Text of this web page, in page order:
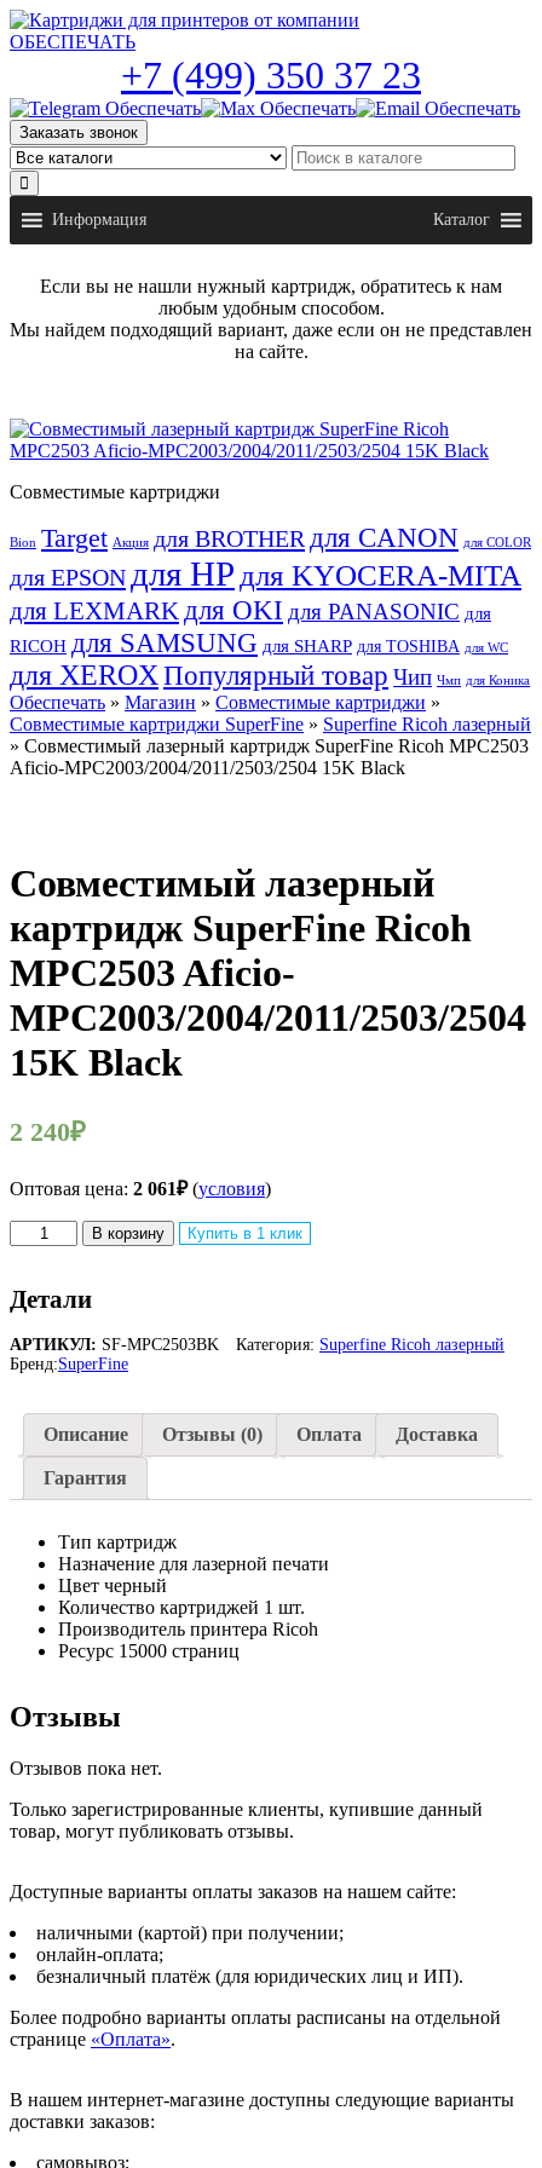
Skip
to
+7 (499) 350 37 23
Заказать звонок
Информация Каталог
Если вы не нашли нужный картридж, обратитесь к нам
любым удобным способом.
Мы найдем подходящий вариант, даже если он не представлен
на сайте.
Совместимые картриджи
Bion Target Акция для BROTHER для CANON для COLOR
для EPSON для HP для KYOCERA-MITA
для LEXMARK для OKI для PANASONIC для
RICOH для SAMSUNG для SHARP для TOSHIBA для WC
для XEROX Популярный товар Чип Чмп для Коника
Обеспечать » Магазин » Совместимые картриджи »
Совместимые картриджи SuperFine » Superfine Ricoh лазерный
» Совместимый лазерный картридж SuperFine Ricoh MPC2503
Aficio-MPC2003/2004/2011/2503/2504 15K Black
Совместимый лазерный
картридж SuperFine Ricoh
MPC2503 Aficio-
MPC2003/2004/2011/2503/2504
15K Black
2 240₽
Оптовая цена: 2 061₽(условия)
Количество
товара
лазерный
картридж
SuperFine
Ricoh
MPC2003/2004/2011/2503/2504
Black
В корзину Купить в 1 клик
Детали
АРТИКУЛ: SF-MPC2503BK Категория: Superfine Ricoh лазерный
Бренд:SuperFine
Описание Отзывы (0) Оплата Доставка
Гарантия
Тип картридж
Назначение для лазерной печати
Цвет черный
Количество картриджей 1 шт.
Производитель принтера Ricoh
Ресурс 15000 страниц
Отзывы
Отзывов пока нет.
Только зарегистрированные клиенты, купившие данный
товар, могут публиковать отзывы.
Доступные варианты оплаты заказов на нашем сайте:
наличными (картой) при получении;
онлайн-оплата;
безналичный платёж (для юридических лиц и ИП).
Более подробно варианты оплаты расписаны на отдельной
странице «Оплата».
В нашем интернет-магазине доступны следующие варианты
доставки заказов:
самовывоз;